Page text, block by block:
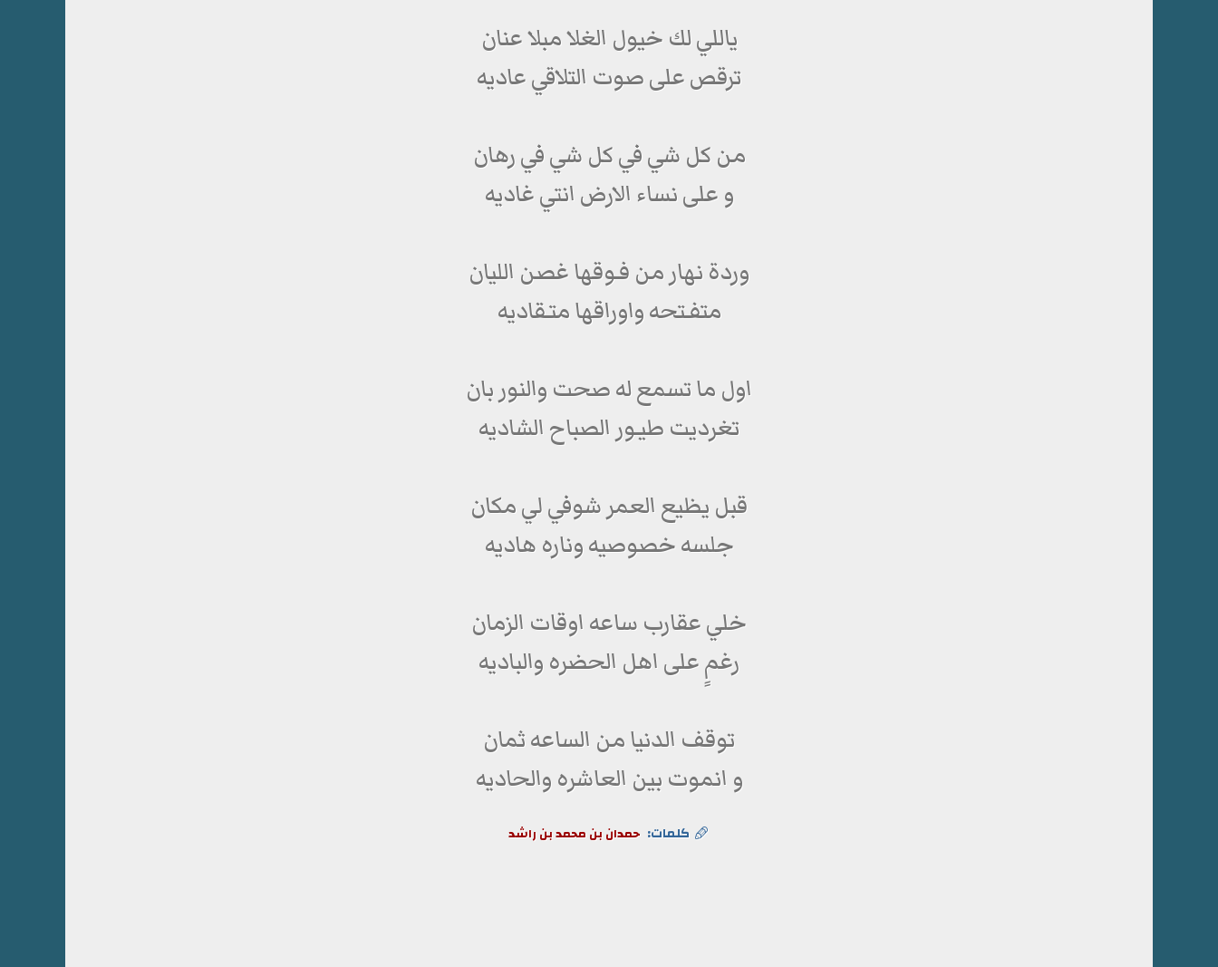
ياللي لك خيول الغلا مبلا عنان
ترقص على صوت التلاقي عاديه
من كل شي في كل شي في رهان
و على نساء الارض انتي غاديه
وردة نهار من فـوقها غصن الليان
متفـتحه واوراقها متـقاديه
اول ما تسمع له صحت والنور بان
تغرديت طيـور الصباح الشاديه
قبل يظيع العمر شوفي لي مكان
جلسه خصوصيه وناره هاديه
خلي عقارب ساعه اوقات الزمان
رغمٍ على اهل الحضره والباديه
توقف الدنيا من الساعه ثمان
و انموت بين العاشره والحاديه
كلمات: حمدان بن محمد بن راشد